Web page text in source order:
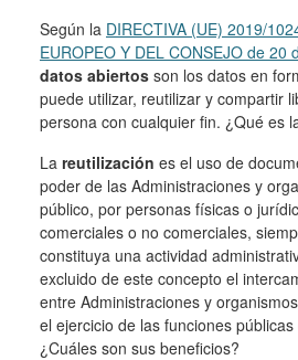
Según la DIRECTIVA (UE) 2019/
EUROPEO Y DEL CONSEJO de 20
datos abiertos son los datos en
puede utilizar, reutilizar y compartir
persona con cualquier fin. ¿Qué es
La reutilización es el uso de
poder de las Administraciones y
público, por personas físicas o
comerciales o no comerciales,
constituya una actividad
excluido de este concepto el
entre Administraciones y
el ejercicio de las funciones
¿Cuáles son sus beneficios?